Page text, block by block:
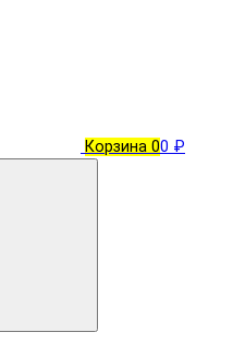
Корзина 00 ₽